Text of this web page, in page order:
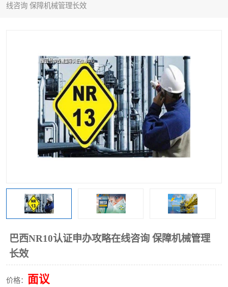
线咨询 保障机械管理长效
巴西NR10认证申办攻略在线咨询 保障机械管理
长效
价格： 面议